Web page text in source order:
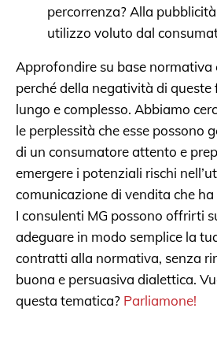
percorrenza? Alla
utilizzo voluto dal
Approfondire su base normativa
perché della negatività di queste
lungo e complesso. Abbiamo
le perplessità che esse possono
di un consumatore attento e
emergere i potenziali rischi
comunicazione di vendita che ha
I consulenti MG possono offrirti
adeguare in modo semplice la
contratti alla normativa, senza
buona e persuasiva dialettica.
questa tematica? Parliamone!